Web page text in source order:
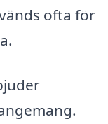
ofta för